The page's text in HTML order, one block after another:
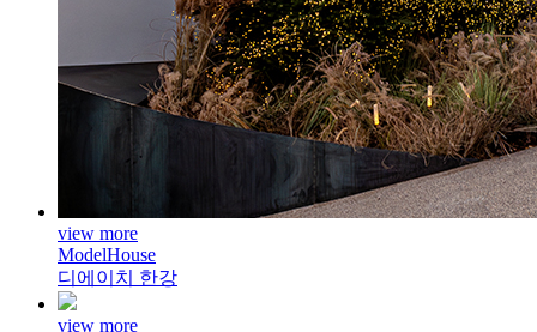
view more
ModelHouse
디에이치 한강
view more